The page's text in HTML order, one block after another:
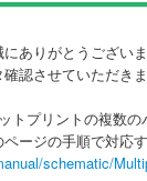
ありがとうございま
認させていただきま
トプリントの複数の
ージの手順で対応す
schematic/